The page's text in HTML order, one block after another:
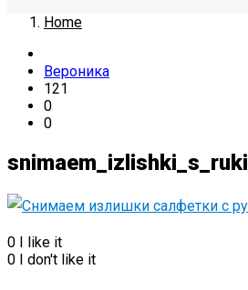
Home
Вероника
121
0
0
snimaem_izlishki_s_ruki
0 I like it
0 I don't like it